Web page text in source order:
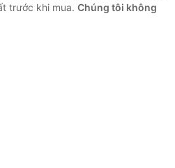
trước khi mua. Chúng tôi không